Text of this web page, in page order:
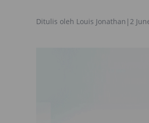
Ditulis oleh Louis Jonathan | 2